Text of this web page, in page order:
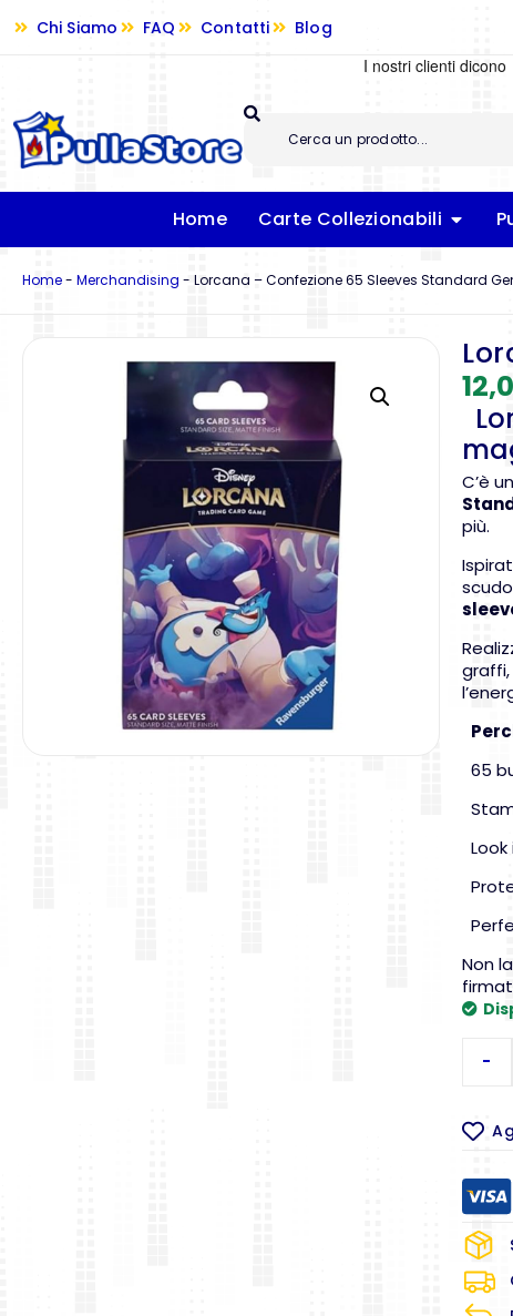
Chi Siamo FAQ Contatti Blog
Home Carte Collezionabili
Home- Merchandising - Lorcana – Confezione 65 Sleeves Standard
C’è
più.
graffi,
65
Non
-